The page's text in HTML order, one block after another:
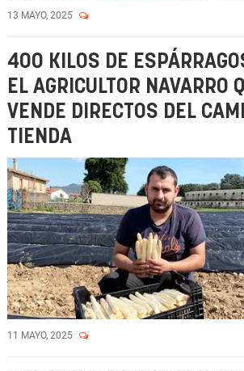
13 MAYO, 2025
400 KILOS DE
EL AGRICULTOR NAVARRO
VENDE DIRECTOS DEL
TIENDA
11 MAYO, 2025